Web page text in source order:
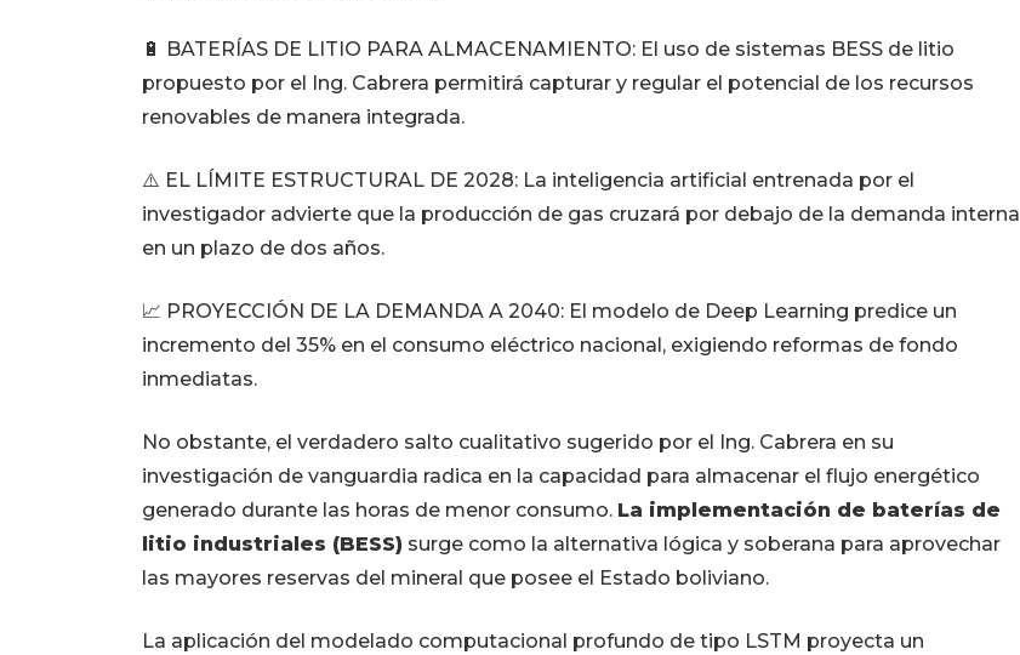
🔋 BATERÍAS DE LITIO PARA ALMACENAMIENTO: El uso de sistemas BESS de litio
propuesto por el Ing. Cabrera permitirá capturar y regular el potencial de los recursos
renovables de manera integrada.
⚠️ EL LÍMITE ESTRUCTURAL DE 2028: La inteligencia artificial entrenada por el
investigador advierte que la producción de gas cruzará por debajo de la demanda interna
en un plazo de dos años.
📈 PROYECCIÓN DE LA DEMANDA A 2040: El modelo de Deep Learning predice un
incremento del 35% en el consumo eléctrico nacional, exigiendo reformas de fondo
inmediatas.
No obstante, el verdadero salto cualitativo sugerido por el Ing. Cabrera en su
investigación de vanguardia radica en la capacidad para almacenar el flujo energético
generado durante las horas de menor consumo. La implementación de baterías de
litio industriales (BESS) surge como la alternativa lógica y soberana para aprovechar
las mayores reservas del mineral que posee el Estado boliviano.
La aplicación del modelado computacional profundo de tipo LSTM proyecta un